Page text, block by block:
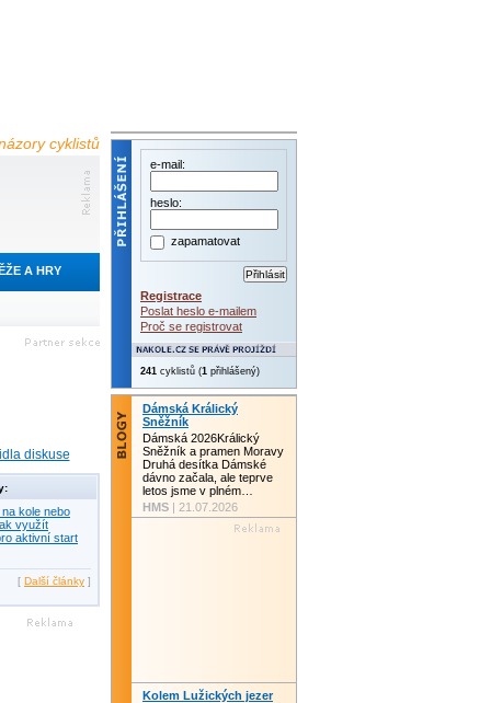
cyklistů
A HRY
diskuse
kole nebo
využít
aktivní start
[ Další články ]
e-mail:
heslo:
zapamatovat
Registrace
Poslat heslo e-mailem
Proč se registrovat
241 cyklistů (1 přihlášený)
Dámská Králický
Sněžník
Dámská 2026Králický
Sněžník a pramen Moravy
Druhá desítka Dámské
dávno začala, ale teprve
letos jsme v plném…
HMS | 21.07.2026
Kolem Lužických jezer